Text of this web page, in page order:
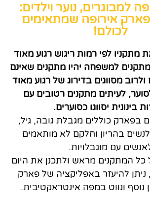
למבוגרים, נוער וילדים:
אירופה שמתאימים
לכולם!
מתקניו לפי רמות ריגוש רגוע מאוד
למשפחה יהיו מתקנים שאינם
ולרוב מסווגים בדירוג של רגוע מאוד
לעיתים מתקנים רטובים עם
בינונית יסווגו כסוערים.
בפארק כוללים מגבלת גובה, גיל,
בהריון וחלקם לא מותאמים
עם מוגבלויות.
כל המתקנים מראש ולתכנן את היום
להיעזר באפליקציה של פארק
נוסף ונווט במפה אינטראקטיבית.